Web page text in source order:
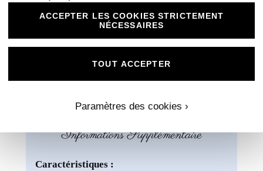
vos invités une expérience organisée et mémorable lors
de votre événement spécial !
Informations Supplémentaire
Caractéristiques :
ACCEPTER LES COOKIES STRICTEMENT
NÉCESSAIRES
Paramètres des cookies ›
TOUT ACCEPTER